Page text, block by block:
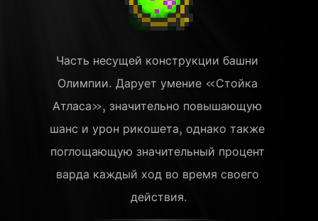
Часть несущей конструкции башни
Олимпии. Дарует умение «Стойка
Атласа», значительно повышающую
шанс и урон рикошета, однако также
поглощающую значительный процент
варда каждый ход во время своего
действия.